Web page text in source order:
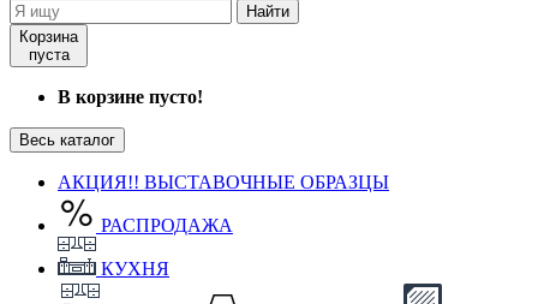
Найти
Корзина
пуста
В корзине пусто!
Весь каталог
АКЦИЯ!! ВЫСТАВОЧНЫЕ ОБРАЗЦЫ
РАСПРОДАЖА
КУХНЯ